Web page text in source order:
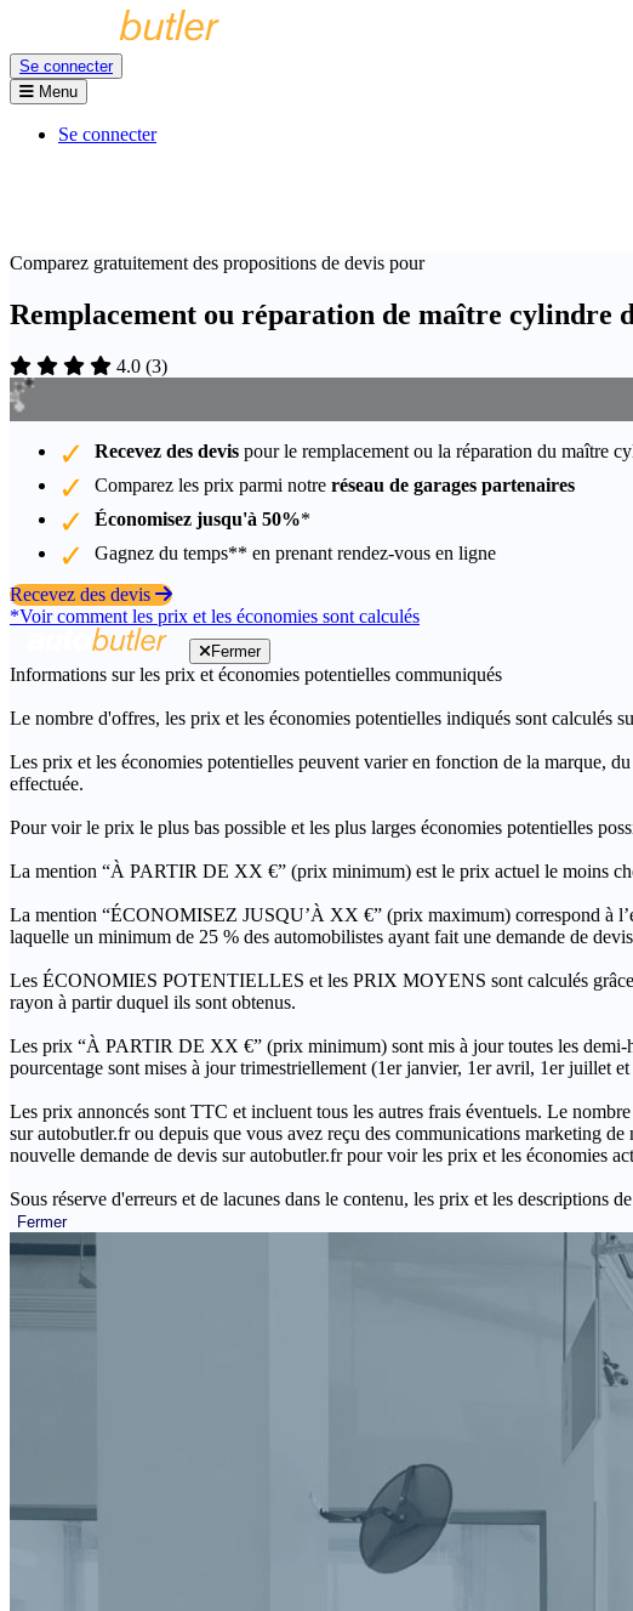
Se connecter
Menu
Se connecter
Comparez gratuitement des propositions de devis pour
Remplacement ou réparation de maître cylindre
4.0 (3)
Recevez des devis pour le remplacement ou la réparation du maître
Comparez les prix parmi notre réseau de garages partenaires
Économisez jusqu'à 50%*
Gagnez du temps** en prenant rendez-vous en ligne
Recevez des devis
*Voir comment les prix et les économies sont calculés
Fermer
Informations sur les prix et économies potentielles communiqués
Le nombre d'offres, les prix et les économies potentielles indiqués sont calculés
Les prix et les économies potentielles peuvent varier en fonction de la marque,
effectuée.
Pour voir le prix le plus bas possible et les plus larges économies potentielles
La mention “À PARTIR DE XX €” (prix minimum) est le prix actuel le moins
La mention “ÉCONOMISEZ JUSQU’À XX €” (prix maximum) correspond à
laquelle un minimum de 25 % des automobilistes ayant fait une demande de
Les ÉCONOMIES POTENTIELLES et les PRIX MOYENS sont calculés grâce
rayon à partir duquel ils sont obtenus.
Les prix “À PARTIR DE XX €” (prix minimum) sont mis à jour toutes les demi-
pourcentage sont mises à jour trimestriellement (1er janvier, 1er avril, 1er juillet
Les prix annoncés sont TTC et incluent tous les autres frais éventuels. Le
sur autobutler.fr ou depuis que vous avez reçu des communications marketing
nouvelle demande de devis sur autobutler.fr pour voir les prix et les économies
Sous réserve d'erreurs et de lacunes dans le contenu, les prix et les descriptions
Fermer